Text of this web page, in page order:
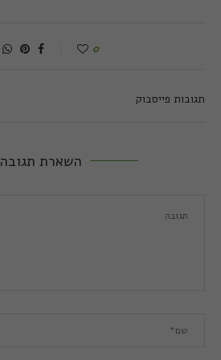
0
תגובות פייסבוק
השארת תגובה